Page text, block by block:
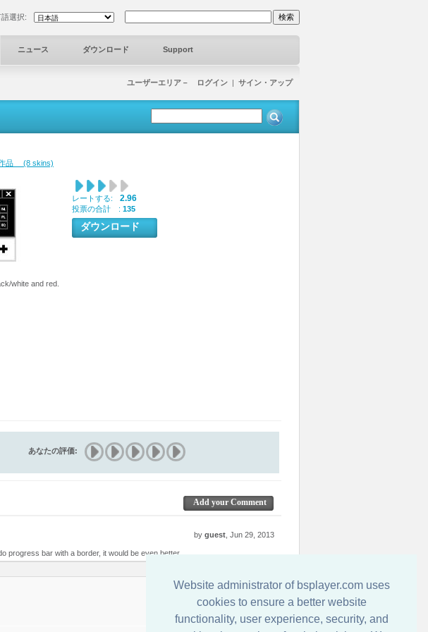
Website administrator of bsplayer.com uses
cookies to ensure a better website
functionality, user experience, security, and
語選択:
ニュース ダウンロード Support
ユーザーエリア－ ログイン | サイン・アップ
作品 (8 skins)
レートする: 2.96
投票の合計 : 135
ダウンロード
white and red.
あなたの評価:
Add your Comment
by guest , Jun 29, 2013
progress bar with a border, it would be even better